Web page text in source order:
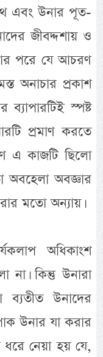
এবং উনার পূত-
জীবদ্দশায় ও
পরে যে আচরণ
অনাচার প্রকাশ
স্পষ্ট
প্রমাণ করতে
এ কাজটি ছিলো
অবজ্ঞার
মতো অন্যায়।
অধিকাংশ
কিন্তু উনারা
ব্যতীত উনাদের
উনার যা করার
ধরে নেয়া হয় যে,